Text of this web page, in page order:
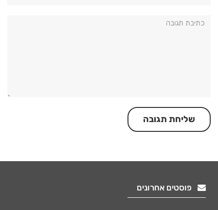
פוסטים אחרונים